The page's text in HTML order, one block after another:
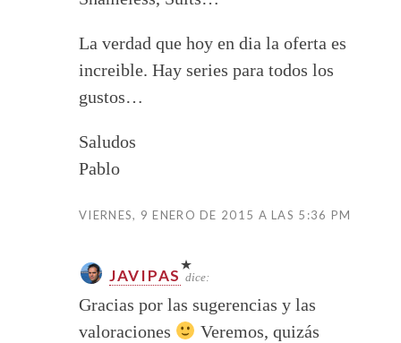
La verdad que hoy en dia la oferta es
increible. Hay series para todos los
gustos…
Saludos
Pablo
VIERNES, 9 ENERO DE 2015 A LAS 5:36 PM
JAVIPAS dice:
Gracias por las sugerencias y las
valoraciones
Veremos, quizás